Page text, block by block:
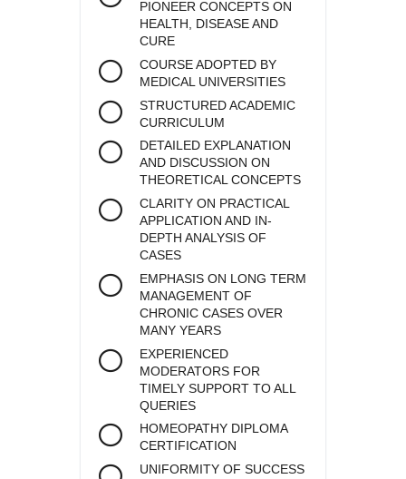
PIONEER CONCEPTS ON
HEALTH, DISEASE AND
CURE
COURSE ADOPTED BY
MEDICAL UNIVERSITIES
STRUCTURED ACADEMIC
CURRICULUM
DETAILED EXPLANATION
AND DISCUSSION ON
THEORETICAL CONCEPTS
CLARITY ON PRACTICAL
APPLICATION AND IN-
DEPTH ANALYSIS OF
CASES
EMPHASIS ON LONG TERM
MANAGEMENT OF
CHRONIC CASES OVER
MANY YEARS
EXPERIENCED
MODERATORS FOR
TIMELY SUPPORT TO ALL
QUERIES
HOMEOPATHY DIPLOMA
CERTIFICATION
UNIFORMITY OF SUCCESS